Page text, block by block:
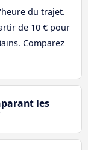
du trajet.
de 10 € pour
Comparez
les